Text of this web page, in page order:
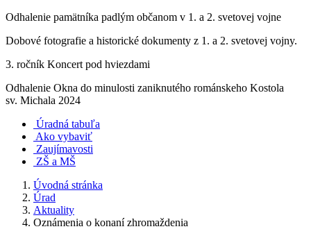
Odhalenie pamätníka padlým občanom v 1. a 2. svetovej vojne
Dobové fotografie a historické dokumenty z 1. a 2. svetovej vojny.
3. ročník Koncert pod hviezdami
Odhalenie Okna do minulosti zaniknutého románskeho Kostola
sv. Michala 2024
Úradná tabuľa
Ako vybaviť
Zaujímavosti
ZŠ a MŠ
Úvodná stránka
Úrad
Aktuality
Oznámenia o konaní zhromaždenia